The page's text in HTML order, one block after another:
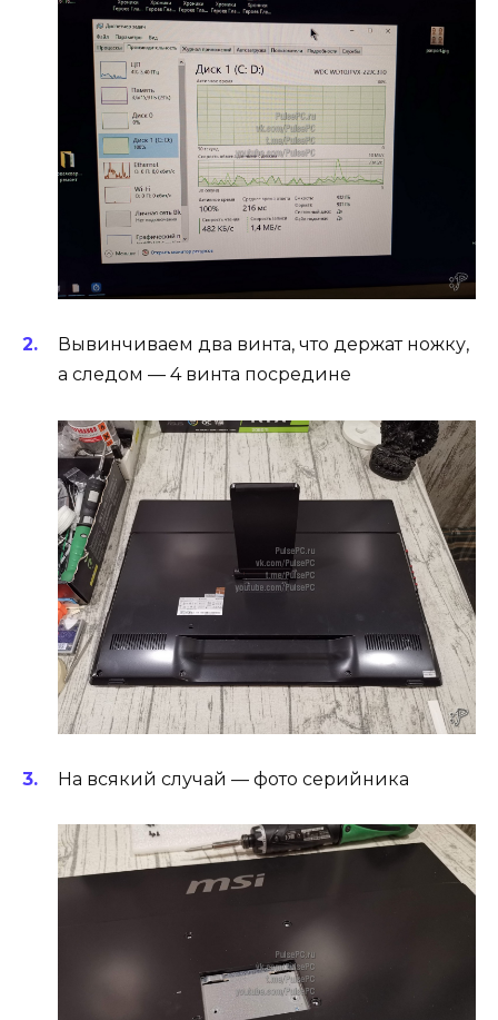
Вывинчиваем два винта, что держат ножку,
а следом — 4 винта посредине
На всякий случай — фото серийника